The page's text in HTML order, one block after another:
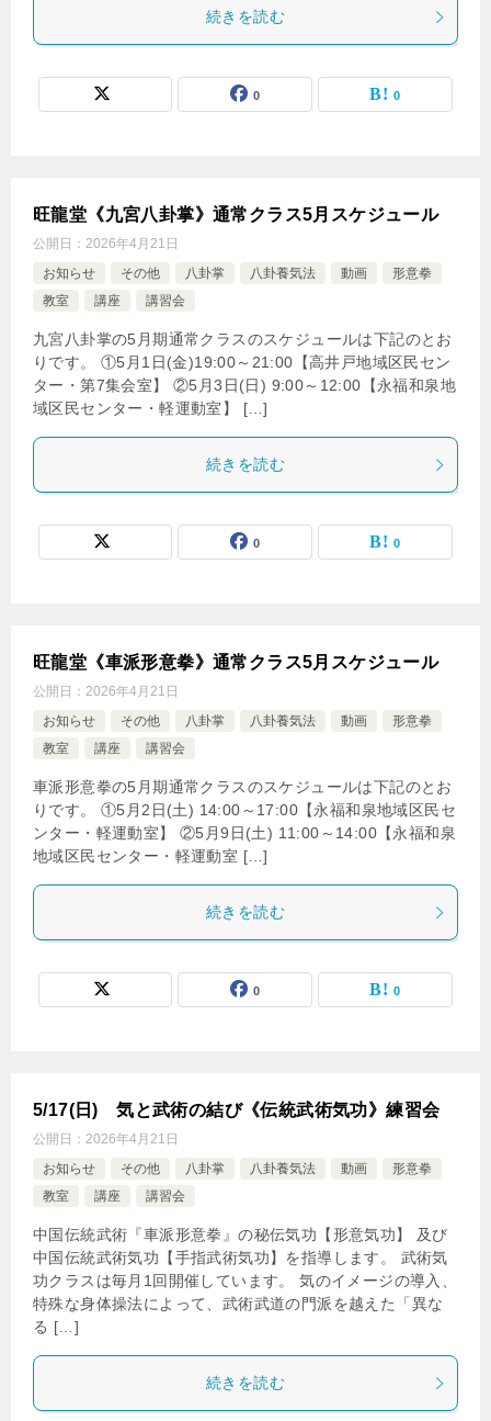
続きを読む
0 0
旺龍堂《九宮八卦掌》通常クラス5月スケジュール
公開日： 2026年4月21日
お知らせ
その他 八卦掌 八卦養気法 動画
形意拳
教室
講座 講習会
九宮八卦掌の5月期通常クラスのスケジュールは下記のとお
りです。 ①5月1日(金)19:00～21:00【高井戸地域区民セン
ター・第7集会室】 ②5月3日(日) 9:00～12:00【永福和泉地
域区民センター・軽運動室】 […]
続きを読む
0 0
旺龍堂《車派形意拳》通常クラス5月スケジュール
公開日： 2026年4月21日
お知らせ
その他 八卦掌 八卦養気法 動画
形意拳
教室
講座 講習会
車派形意拳の5月期通常クラスのスケジュールは下記のとお
りです。 ①5月2日(土) 14:00～17:00【永福和泉地域区民セ
ンター・軽運動室】 ②5月9日(土) 11:00～14:00【永福和泉
地域区民センター・軽運動室 […]
続きを読む
0 0
5/17(日) 気と武術の結び《伝統武術気功》練習会
公開日： 2026年4月21日
お知らせ
その他 八卦掌 八卦養気法 動画
形意拳
教室
講座 講習会
中国伝統武術『車派形意拳』の秘伝気功【形意気功】 及び
中国伝統武術気功【手指武術気功】を指導します。 武術気
功クラスは毎月1回開催しています。 気のイメージの導入、
特殊な身体操法によって、武術武道の門派を越えた「異な
る […]
続きを読む